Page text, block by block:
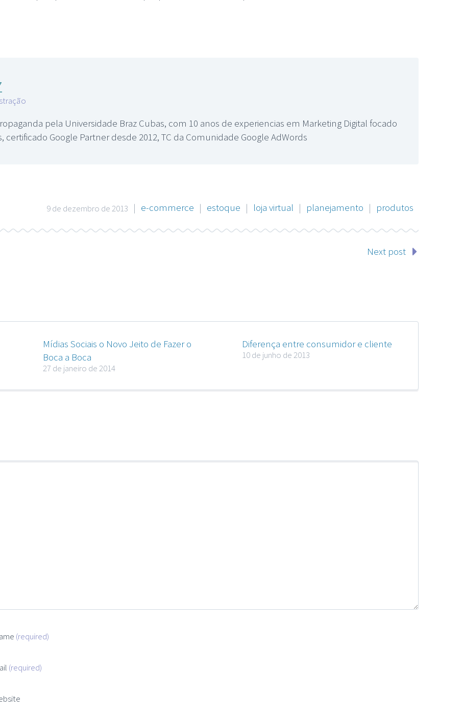
pela Universidade Braz Cubas, com 10 anos de experiencias em Marketing Digital focado
certificado Google Partner desde 2012, TC da Comunidade Google AdWords
9 de dezembro de 2013 | e-commerce | estoque | loja virtual | planejamento | produtos
Next post
Mídias Sociais o Novo Jeito de Fazer o
Boca a Boca
27 de janeiro de 2014
Diferença entre consumidor e cliente
10 de junho de 2013
(required)
(required)